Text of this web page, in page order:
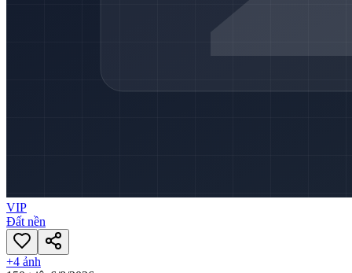
VIP
Đất nền
+4 ảnh